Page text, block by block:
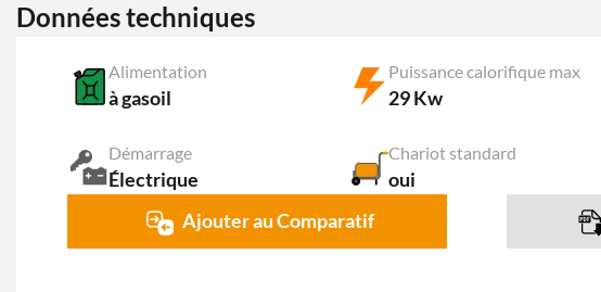
Données techniques
Alimentation
à gasoil
Puissance calorifique max
29 Kw
Démarrage
Électrique
Chariot standard
oui
Ajouter au Comparatif